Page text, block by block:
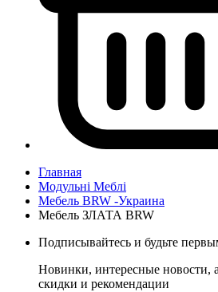
Главная
Модульні Меблі
Мебель BRW -Украина
Мебель ЗЛАТА BRW
Подписывайтесь и будьте
Новинки, интересные новости,
скидки и рекомендации